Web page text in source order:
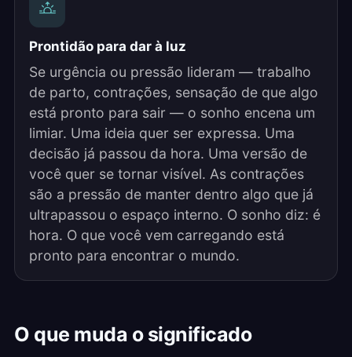
Prontidão para dar à luz
Se urgência ou pressão lideram — trabalho
de parto, contrações, sensação de que algo
está pronto para sair — o sonho encena um
limiar. Uma ideia quer ser expressa. Uma
decisão já passou da hora. Uma versão de
você quer se tornar visível. As contrações
são a pressão de manter dentro algo que já
ultrapassou o espaço interno. O sonho diz: é
hora. O que você vem carregando está
pronto para encontrar o mundo.
O que muda o significado